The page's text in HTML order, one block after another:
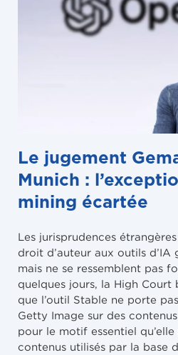
Le jugement
Munich :
mining écartée
Les jurisprudences
droit d’auteur aux outils d’IA
mais ne se ressemblent pas
quelques jours, la High
que l’outil Stable ne porte
Getty Image sur des
pour le motif essentiel
contenus utilisés par la base